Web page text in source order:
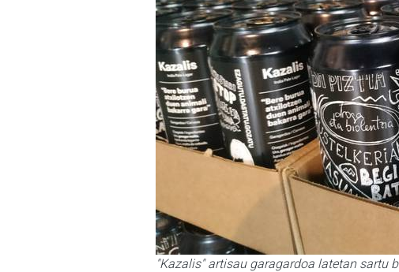
"Kazalis" artisau garagardoa latetan sartu